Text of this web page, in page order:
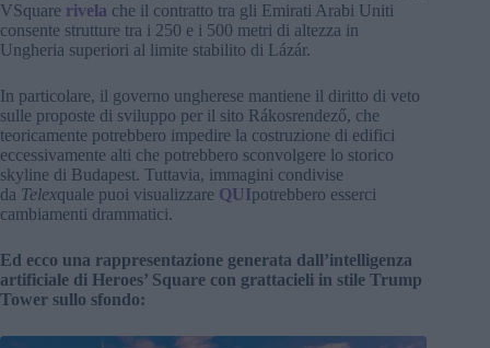
VSquare rivela che il contratto tra gli Emirati Arabi Uniti
consente strutture tra i 250 e i 500 metri di altezza in
Ungheria superiori al limite stabilito di Lázár.
In particolare, il governo ungherese mantiene il diritto di veto
sulle proposte di sviluppo per il sito Rákosrendező, che
teoricamente potrebbero impedire la costruzione di edifici
eccessivamente alti che potrebbero sconvolgere lo storico
skyline di Budapest. Tuttavia, immagini condivise
da Telexquale puoi visualizzare QUIpotrebbero esserci
cambiamenti drammatici.
Ed ecco una rappresentazione generata dall’intelligenza
artificiale di Heroes’ Square con grattacieli in stile Trump
Tower sullo sfondo: